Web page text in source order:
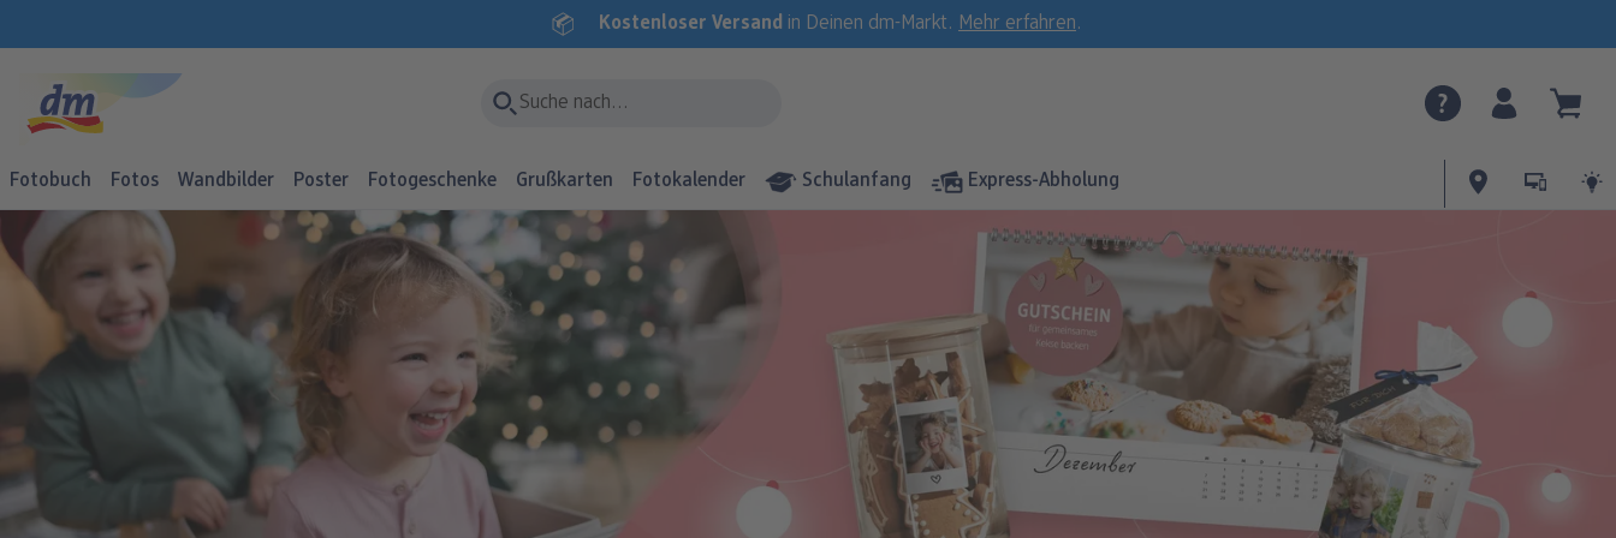
Kostenloser Versand in Deinen dm-Markt. Mehr erfahren.
Fotobuch Fotos Wandbilder Poster Fotogeschenke Grußkarten Fotokalender Schulanfang Express-Abholung